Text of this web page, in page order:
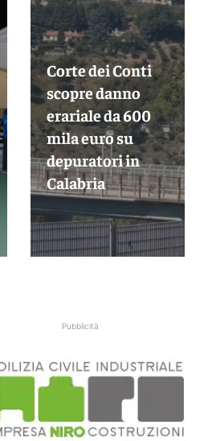
Corte dei Conti
scopre danno
erariale da 600
mila euro su
depuratori in
Calabria
Pubblicità